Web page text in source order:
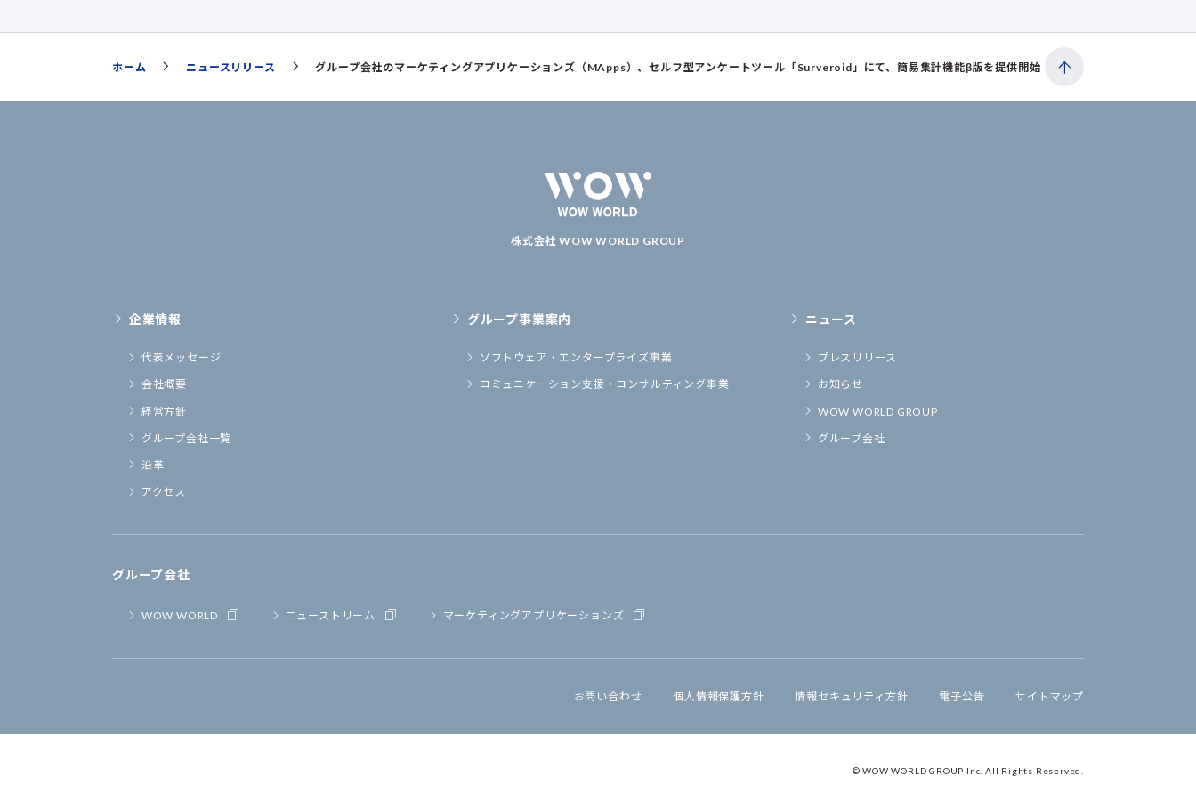
ホーム ニュースリリース グループ会社のマーケティングアプリケーションズ（MApps）、セルフ型アンケートツール「Surveroid」にて、簡易集計機能β版を提供開始
株式会社 WOW WORLD GROUP
企業情報
代表メッセージ
会社概要
経営方針
グループ会社一覧
沿革
アクセス
グループ事業案内
ソフトウェア・エンタープライズ事業
コミュニケーション支援・ コンサルティング事業
ニュース
プレスリリース
お知らせ
WOW WORLD GROUP
グループ会社
グループ会社
WOW WORLD ニューストリーム マーケティングアプリケーションズ
お問い合わせ 個人情報保護方針 情報セキュリティ方針 電子公告 サイトマップ
© WOW WORLD GROUP Inc. All Rights Reserved.